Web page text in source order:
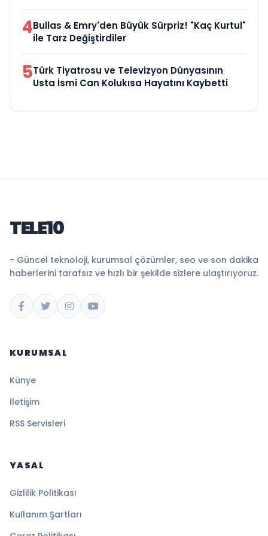
4Bullas & Emry'den Büyük Sürpriz! "Kaç Kurtul"
ile Tarz Değiştirdiler
5Türk Tiyatrosu ve Televizyon Dünyasının
Usta İsmi Can Kolukısa Hayatını Kaybetti
TELE10
- Güncel teknoloji, kurumsal çözümler, seo ve son dakika
haberlerini tarafsız ve hızlı bir şekilde sizlere ulaştırıyoruz.
KURUMSAL
Künye
İletişim
RSS Servisleri
YASAL
Gizlilik Politikası
Kullanım Şartları